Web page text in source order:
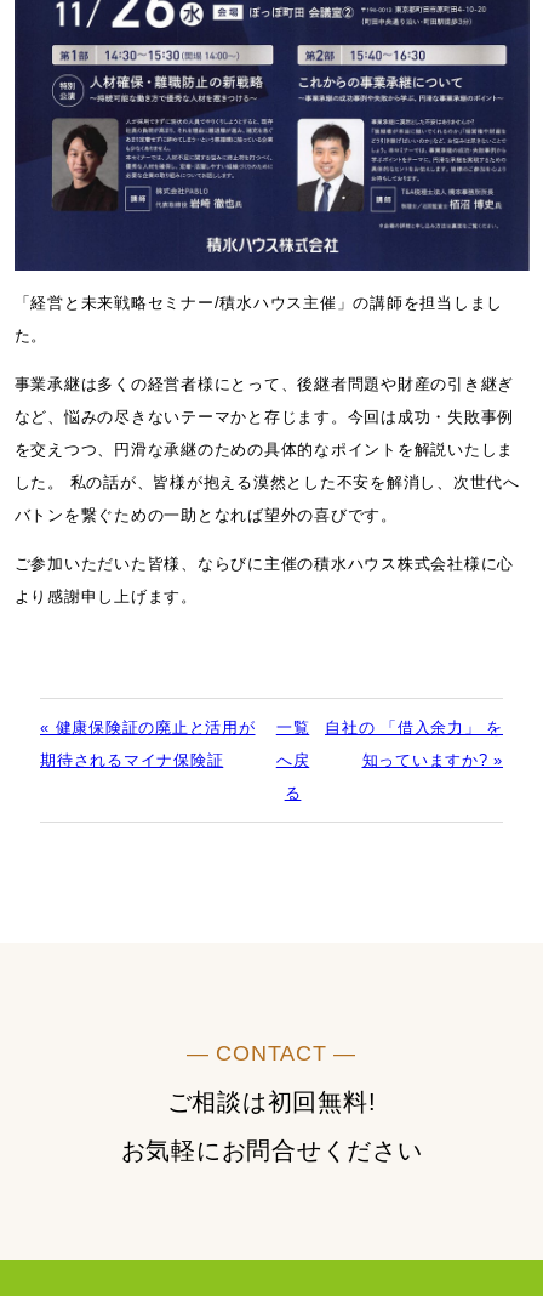
「経営と未来戦略セミナー/積水ハウス主催」の講師を担当しまし
た。
事業承継は多くの経営者様にとって、後継者問題や財産の引き継ぎ
など、悩みの尽きないテーマかと存じます。今回は成功・失敗事例
を交えつつ、円滑な承継のための具体的なポイントを解説いたしま
した。 私の話が、皆様が抱える漠然とした不安を解消し、次世代へ
バトンを繋ぐための一助となれば望外の喜びです。
ご参加いただいた皆様、ならびに主催の積水ハウス株式会社様に心
より感謝申し上げます。
« 健康保険証の廃止と活用が
期待されるマイナ保険証
一覧
へ戻
る
自社の 「借入余力」 を
知っていますか? »
― CONTACT ―
ご相談は初回無料!
お気軽にお問合せください